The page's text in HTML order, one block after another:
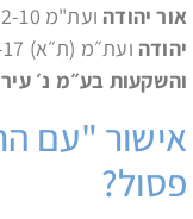
אור יהודה ועת"מ 1710-02-10
יהודה ועת״מ (ת״א) 8797-11-17
והשקעות בע״מ נ׳
אישור "עם
פסול?